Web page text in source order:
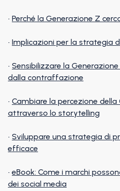
• Perché la Generazione Z
• Implicazioni per la strategia
• Sensibilizzare la
dalla contraffazione
• Cambiare la percezione della
attraverso lo storytelling
• Sviluppare una strategia di
efficace
• eBook: Come i marchi
dei social media